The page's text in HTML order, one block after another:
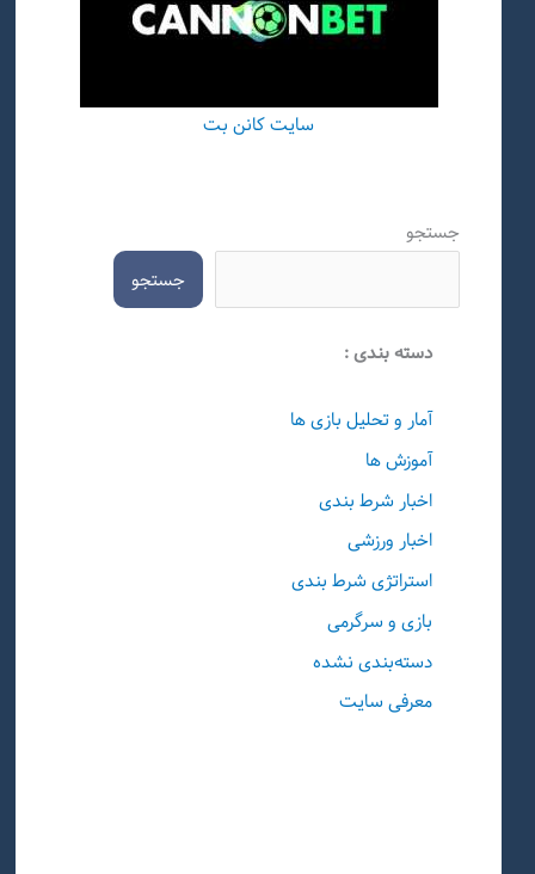
سایت کانن بت
جستجو
جستجو
دسته بندی :
آمار و تحلیل بازی ها
آموزش ها
اخبار شرط بندی
اخبار ورزشی
استراتژی شرط بندی
بازی و سرگرمی
دسته‌بندی نشده
معرفی سایت